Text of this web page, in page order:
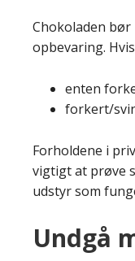
Chokoladen
opbevaring.
enten
forkert/
Forholdene i
vigtigt at prøve
udstyr som
Undgå